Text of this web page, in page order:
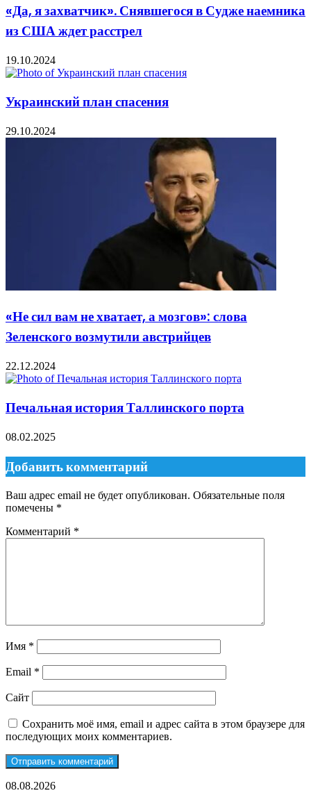
«Да, я захватчик». Снявшегося в Судже наемника
из США ждет расстрел
19.10.2024
Украинский план спасения
29.10.2024
«Не сил вам не хватает, а мозгов»: слова
Зеленского возмутили австрийцев
22.12.2024
Печальная история Таллинского порта
08.02.2025
Добавить комментарий
Ваш адрес email не будет опубликован. Обязательные поля
помечены *
Комментарий *
Имя *
Email *
Сайт
Сохранить моё имя, email и адрес сайта в этом браузере для
последующих моих комментариев.
Детейлинг
08.08.2026